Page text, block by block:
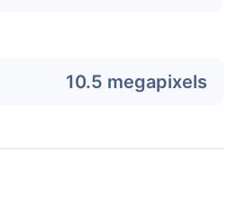
10.5 megapixels